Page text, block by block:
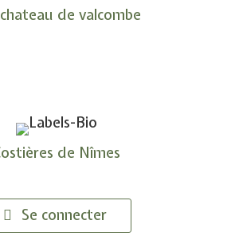
de Nîmes
Se connecter